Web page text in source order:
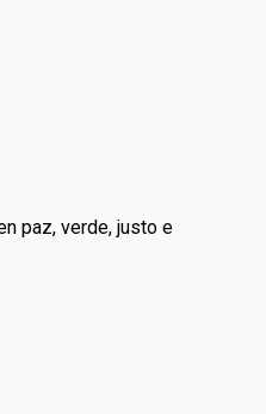
paz, verde, justo e